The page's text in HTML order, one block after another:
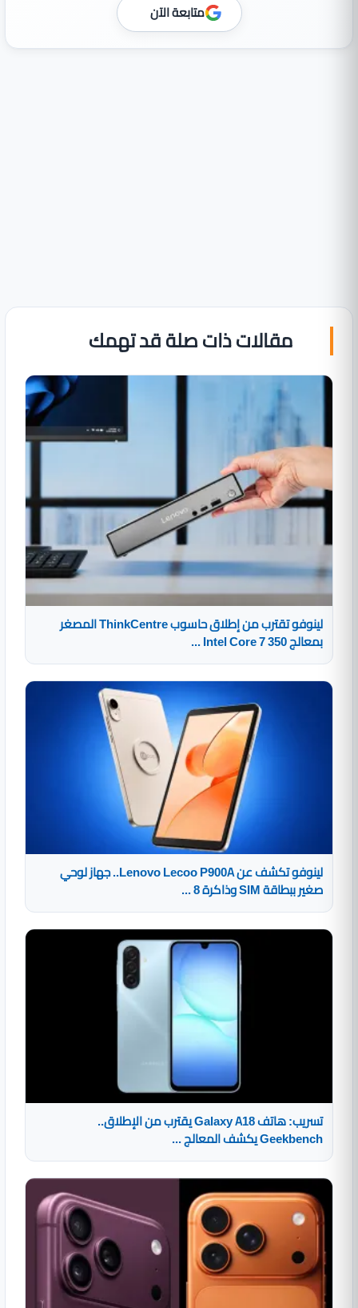
متابعة الآن
مقالات ذات صلة قد تهمك
لينوفو تقترب من إطلاق حاسوب ThinkCentre المصغر
بمعالج Intel Core 7 350 ...
لينوفو تكشف عن Lenovo Lecoo P900A.. جهاز لوحي
صغير ببطاقة SIM وذاكرة 8 ...
تسريب: هاتف Galaxy A18 يقترب من الإطلاق..
Geekbench يكشف المعالج ...